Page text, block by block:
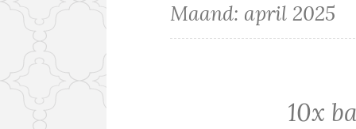
Maand: april 2025
10x